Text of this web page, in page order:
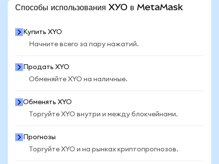
Способы использования XYO в MetaMask
Купить XYO
Начните всего за пару нажатий.
Продать XYO
Обменяйте XYO на наличные.
Обменять XYO
Торгуйте XYO внутри и между блокчейнами.
Прогнозы
Торгуйте XYO и на рынках криптопрогнозов.